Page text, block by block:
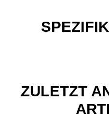
ZULETZT